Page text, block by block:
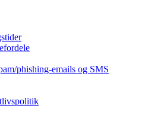
phishing-emails og SMS